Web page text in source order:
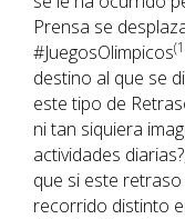
Prensa se
#JuegosOlimpicos
destino al que se
este tipo de
ni tan siquiera
actividades
que si este
recorrido distinto